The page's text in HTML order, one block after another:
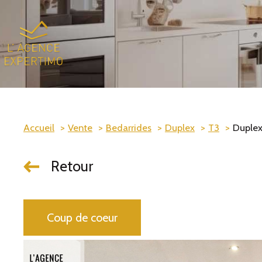
Accueil Vente Bedarrides Duplex T3
Retour
Coup de coeur